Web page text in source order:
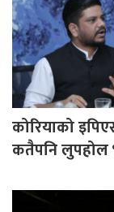
कोरियाको
कतैपनि लुपहोल